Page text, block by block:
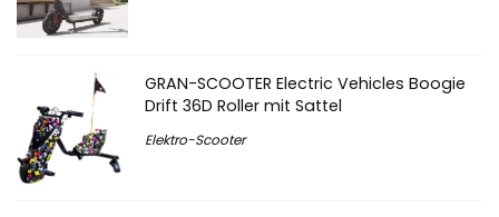
GRAN-SCOOTER Electric Vehicles Boogie
Drift 36D Roller mit Sattel
Elektro-Scooter